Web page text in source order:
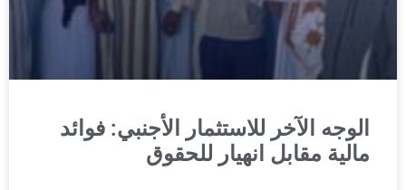
الوجه الآخر للاستثمار الأجنبي: فوائد
مالية مقابل انهيار للحقوق